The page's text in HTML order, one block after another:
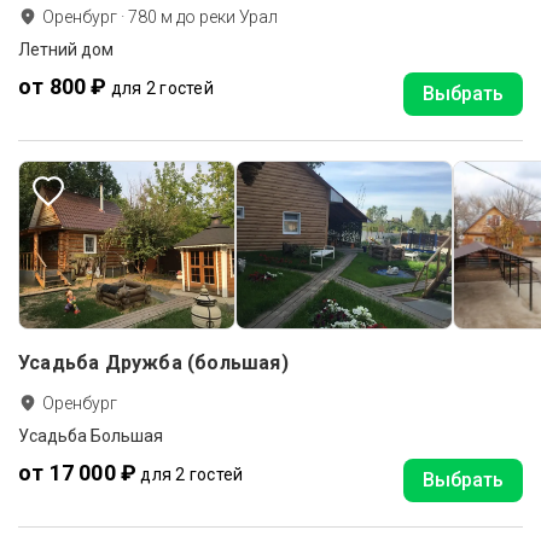
Оренбург ·780 м до реки Урал
Летний дом
от 800 ₽ для 2 гостей Выбрать
Усадьба Дружба (большая)
Оренбург
Усадьба Большая
от 17 000 ₽ для 2 гостей Выбрать